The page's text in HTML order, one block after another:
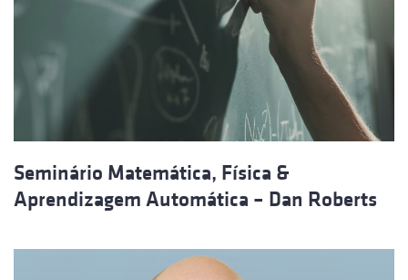
Seminário Matemática, Física &
Aprendizagem Automática – Dan Roberts